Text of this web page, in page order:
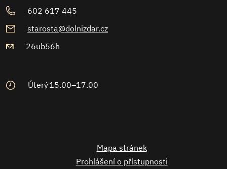
602 617 445
starosta@dolnizdar.cz
26ub56h
Úterý15.00–17.00
Mapa stránek
Prohlášení o přístupnosti